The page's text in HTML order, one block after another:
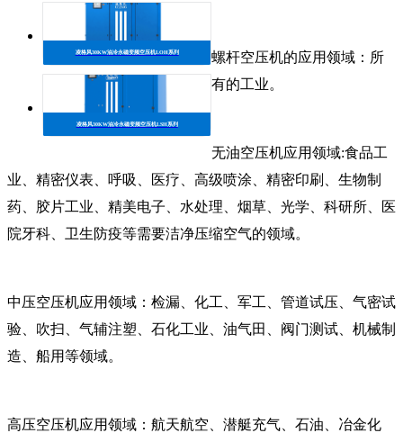
凌格风30KW油冷永磁变频空压机LOH系列
凌格风30KW油冷永磁变频空压机LSH系列
螺杆空压机的应用领域：所
有的工业。
无油空压机应用领域:食品工
业、精密仪表、呼吸、医疗、高级喷涂、精密印刷、生物制
药、胶片工业、精美电子、水处理、烟草、光学、科研所、医
院牙科、卫生防疫等需要洁净压缩空气的领域。
中压空压机应用领域：检漏、化工、军工、管道试压、气密试
验、吹扫、气辅注塑、石化工业、油气田、阀门测试、机械制
造、船用等领域。
高压空压机应用领域：航天航空、潜艇充气、石油、冶金化